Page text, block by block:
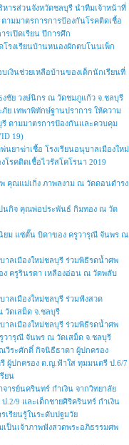
ารส่วนจังหวัดชลบุรี นำทีมเจ้าหน้าที่
ามมาตรการการป้องกันโรคติดเชื้อ
รเปิดเรียน ปีการศึก
รงเรียนบ้านหนองผักตบโนนเพ็ก
งินช่วยเหลือบ้านของเด็กนักเรียนที่
ชัย วงษ์นิกร ณ วัดชมภูแก้ว จ.ชลบุรี
ย เทพาพิทักษ์ฐานปราการ ให้ความ
รี ตามมาตรการป้องกันและควบคุม
19)
ยาฆ่าเชื้อ โรงเรียนอนุบาลเมืองใหม่
รคติดเชื้อไวรัสโคโรนา 2019
คุณแม่เกิ่ง ภาพลงาม ณ วัดดอนดำรง
นกิจ คุณพ่อประพันธ์ กิมทอง ณ วัด
ยม แซ่ตั๊น บิดาของ ครูวารุณี จันพร ณ
าลเมืองใหม่ชลบุรี ร่วมพิธีรดน้ำศพ
ครูรินรดา เหลืองอ่อน ณ วัดพลับ
าลเมืองใหม่ชลบุรี ร่วมฟังสวด
ดเสม็ด จ.ชลบุรี
าลเมืองใหม่ชลบุรี ร่วมพิธีรดน้ำศพ
ารุณี จันพร ณ วัดเสม็ด จ.ชลบุรี
วีระศักดิ์ กิจนิธืธาดา ผู้ปกครอง
ผู้ปกครอง ด.ญ.ฟ้าใส ทุมมนตรี ป.6/7
ยน
ารย์นครินทร์ กำเงิน จากวิทยาลัย
.2/9 และเด็กชายศิริครินทร์ กำเงิน
เรียนรู้ในระดับปฐมวัย
เป็นเจ้าภาพฟังสวดพระอภิธรรมศพ